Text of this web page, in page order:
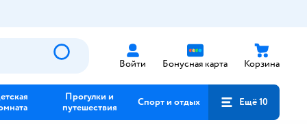
Войти Бонусная карта Корзина
Прогулки и
путешествия
Спорт и отдых Ещё 10